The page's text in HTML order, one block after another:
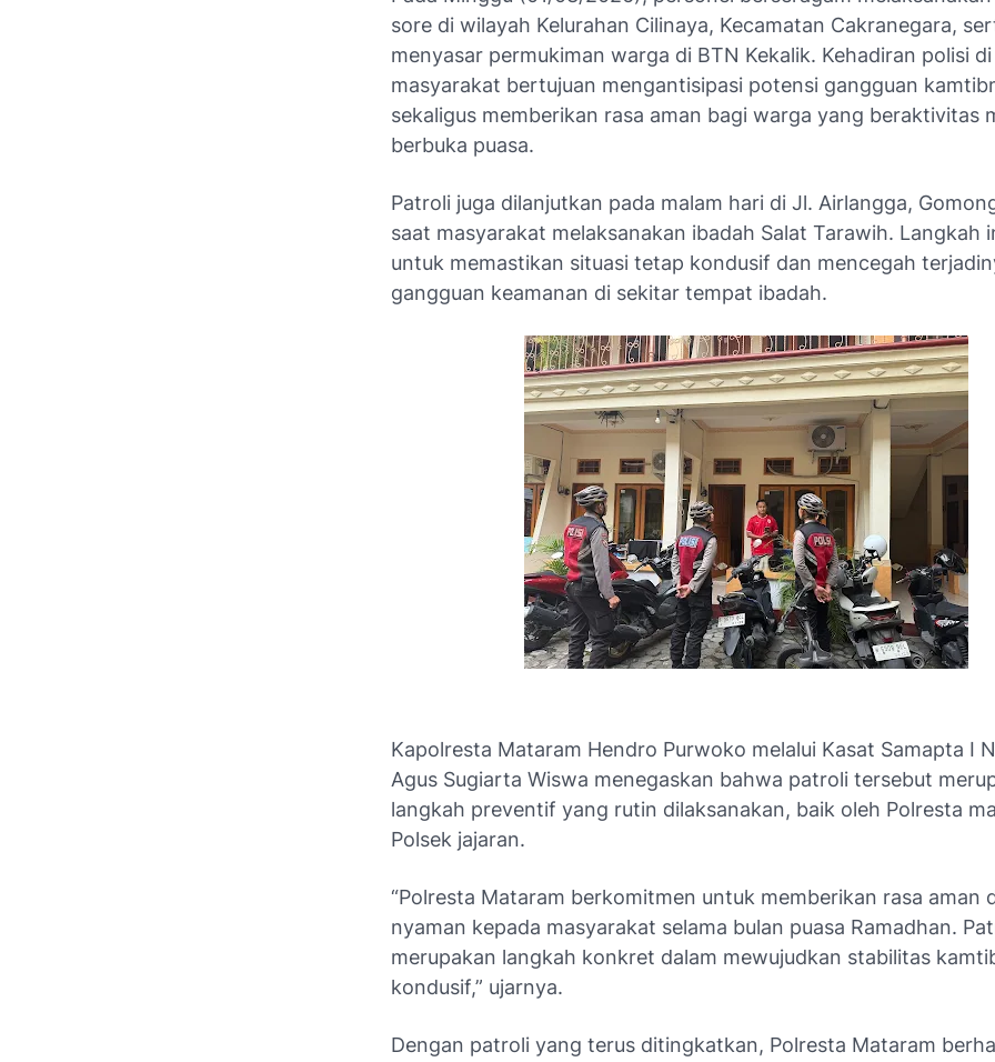
sore di wilayah Kelurahan Cilinaya, Kecamatan Cakranegara,
menyasar permukiman warga di BTN Kekalik. Kehadiran polisi
masyarakat bertujuan mengantisipasi potensi gangguan
sekaligus memberikan rasa aman bagi warga yang beraktivitas
berbuka puasa.
Patroli juga dilanjutkan pada malam hari di Jl. Airlangga,
saat masyarakat melaksanakan ibadah Salat Tarawih. Langkah
untuk memastikan situasi tetap kondusif dan mencegah
gangguan keamanan di sekitar tempat ibadah.
Kapolresta Mataram Hendro Purwoko melalui Kasat Samapta I
Agus Sugiarta Wiswa menegaskan bahwa patroli tersebut
langkah preventif yang rutin dilaksanakan, baik oleh Polresta
Polsek jajaran.
“Polresta Mataram berkomitmen untuk memberikan rasa aman
nyaman kepada masyarakat selama bulan puasa Ramadhan.
merupakan langkah konkret dalam mewujudkan stabilitas
kondusif,” ujarnya.
Dengan patroli yang terus ditingkatkan, Polresta Mataram